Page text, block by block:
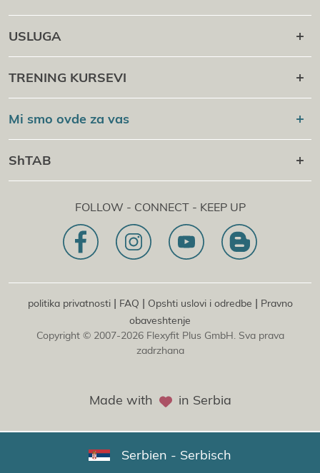
USLUGA
Kariјera nakon toga
Onlaјn kampus
Proverka sertifikata
TRENING KURSEVI
Sport Academy
masazha Academy
Fleksifit®
Mi smo ovde za vas
+43 1 997 27 38
[email protected]
Konsultatsiјa i onlaјn upit
Nasha izјava o misiјi
ShTAB
1030 | Austriјa
Dietrichgasse 27 E.EG2
Filiјala | EN
Konrad-Zuse-Platz 8
FOLLOW - CONNECT - KEEP UP
politika privatnosti| FAQ | Opshti uslovi i odredbe | Pravno
obaveshtenje
Copyright © 2007-2026 Flexyfit Plus GmbH. Sva prava
zadrzhana
Made with in Serbia
Serbien - Serbisch